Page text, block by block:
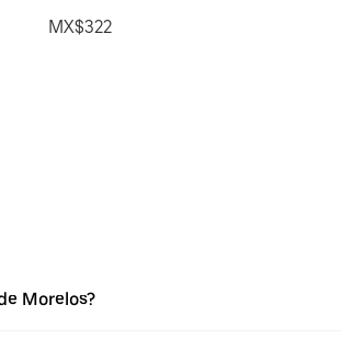
MX$322
Morelos?